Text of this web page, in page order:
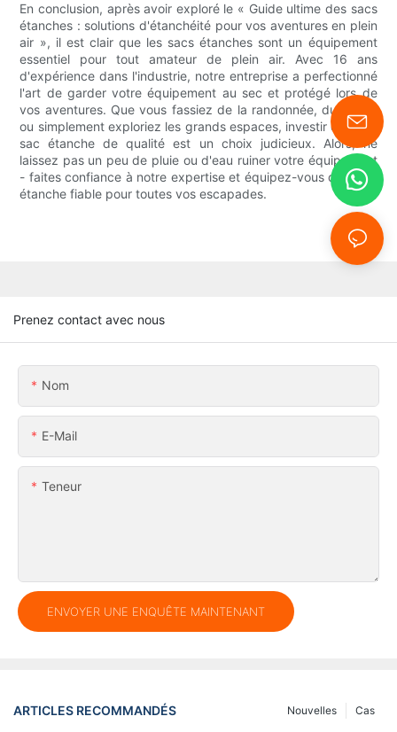
En conclusion, après avoir exploré le « Guide ultime des sacs
étanches : solutions d'étanchéité pour vos aventures en plein
air », il est clair que les sacs étanches sont un équipement
essentiel pour tout amateur de plein air. Avec 16 ans
d'expérience dans l'industrie, notre entreprise a perfectionné
l'art de garder votre équipement au sec et protégé lors de
vos aventures. Que vous fassiez de la randonnée, du kayak
ou simplement exploriez les grands espaces, investir dans un
sac étanche de qualité est un choix judicieux. Alors, ne
laissez pas un peu de pluie ou d'eau ruiner votre équipement
- faites confiance à notre expertise et équipez-vous d'un sac
étanche fiable pour toutes vos escapades.
Prenez contact avec nous
Nom
E-Mail
Teneur
ENVOYER UNE ENQUÊTE MAINTENANT
ARTICLES RECOMMANDÉS Cas
Nouvelles